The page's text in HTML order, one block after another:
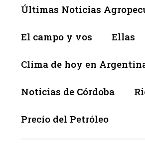
Últimas Noticias
El campo y vos Ellas
Clima de hoy en
Noticias de Córdoba
Precio del Petróleo